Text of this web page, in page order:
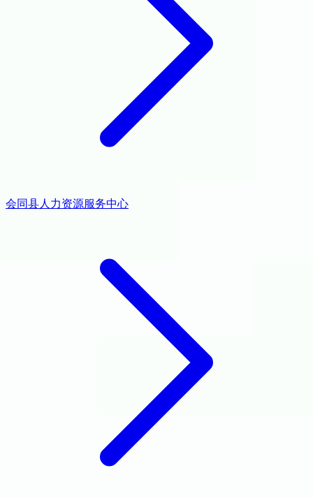
会同县人力资源服务中心